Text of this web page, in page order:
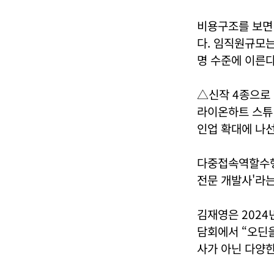
비용구조를 보
다. 임직원규모
명 수준에 이른
△신작 4종으로
라이온하트 스
인업 확대에 나
다중접속역할
전문 개발사'라
김재영은 2024
담회에서 “오딘
사가 아닌 다양